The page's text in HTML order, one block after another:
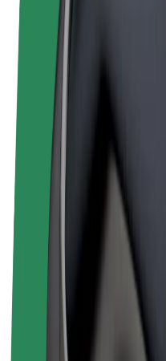
Uvjeti i odredbe
Privatnost
Kolačići
© 2026 Bolt Technology
Proizvodi
Romobili
Bolt Market
Bolt for Business
Električni bicikli
Zarađuj uz Bolt